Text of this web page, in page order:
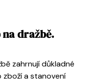
dražbě.
zahrnují důkladné
zboží a stanovení